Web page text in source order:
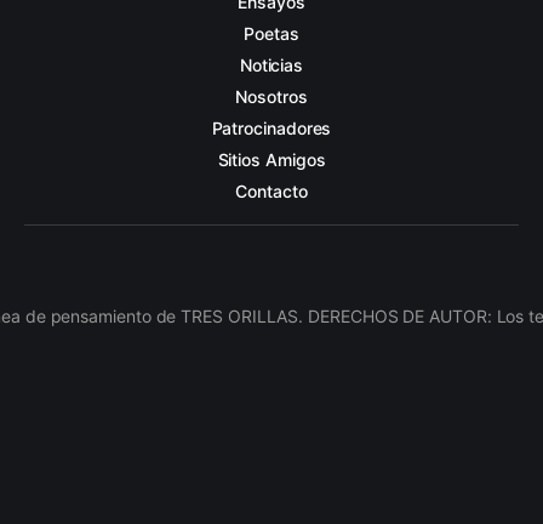
Poetas
Noticias
Nosotros
Patrocinadores
Sitios Amigos
Contacto
pensamiento de TRES ORILLAS. DERECHOS DE